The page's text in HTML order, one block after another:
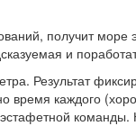
получит
и
Результат
время каждого